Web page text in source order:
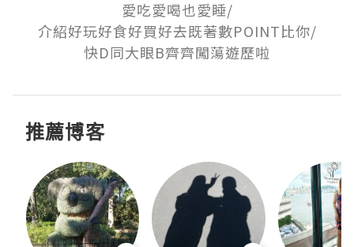
愛吃愛喝也愛睡/
介紹好玩好食好買好去既著數POINT比你/
快D同大眼B齊齊闖蕩遊歷啦
推薦博客